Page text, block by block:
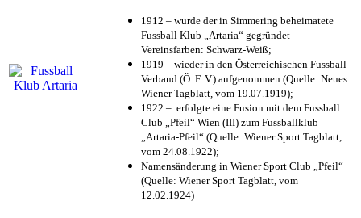
1912 – wurde der in Simmering beheimatete
Fussball Klub „Artaria“ gegründet –
Vereinsfarben: Schwarz-Weiß;
1919 – wieder in den Österreichischen Fussball
Verband (Ö. F. V.) aufgenommen (Quelle: Neues
Wiener Tagblatt, vom 19.07.1919);
1922 – erfolgte eine Fusion mit dem Fussball
Club „Pfeil“ Wien (III) zum Fussballklub
„Artaria-Pfeil“ (Quelle: Wiener Sport Tagblatt,
vom 24.08.1922);
Namensänderung in Wiener Sport Club „Pfeil“
(Quelle: Wiener Sport Tagblatt, vom
12.02.1924)